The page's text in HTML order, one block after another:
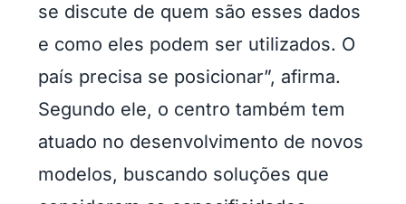
se discute de quem são esses dados
e como eles podem ser utilizados. O
país precisa se posicionar”, afirma.
Segundo ele, o centro também tem
atuado no desenvolvimento de novos
modelos, buscando soluções que